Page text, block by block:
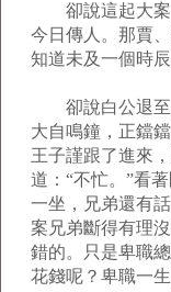
卻說這起大案
今日傳人。那賈
知道未及一個時
卻說白公退至
大自鳴鐘，正鐺
王子謹跟了進來
道：“不忙。”看
一坐，兄弟還有
案兄弟斷得有理
錯的。只是卑職
花錢呢？卑職一